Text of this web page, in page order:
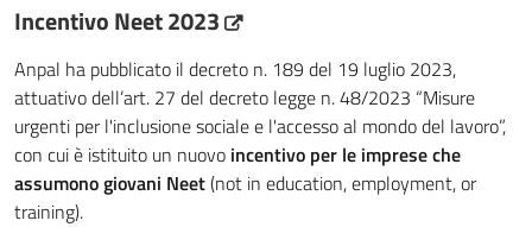
Incentivo Neet 2023
Anpal ha pubblicato il decreto n. 189 del 19 luglio 2023,
attuativo dell’art. 27 del decreto legge n. 48/2023 “Misure
urgenti per l'inclusione sociale e l'accesso al mondo del lavoro”,
con cui è istituito un nuovo incentivo per le imprese che
assumono giovani Neet(not in education, employment, or
training).